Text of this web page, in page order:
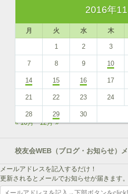
2016年11
月 火 水 木
1 2 3
7 8 9 10
14 15 16 17
21 22 23 24
28 29
30
« 10月
12月 »
校友会WEB（ブログ・お知らせ）
メールアドレスを記入するだけ！
更新されるとメールでお知らせが届きます。
メ